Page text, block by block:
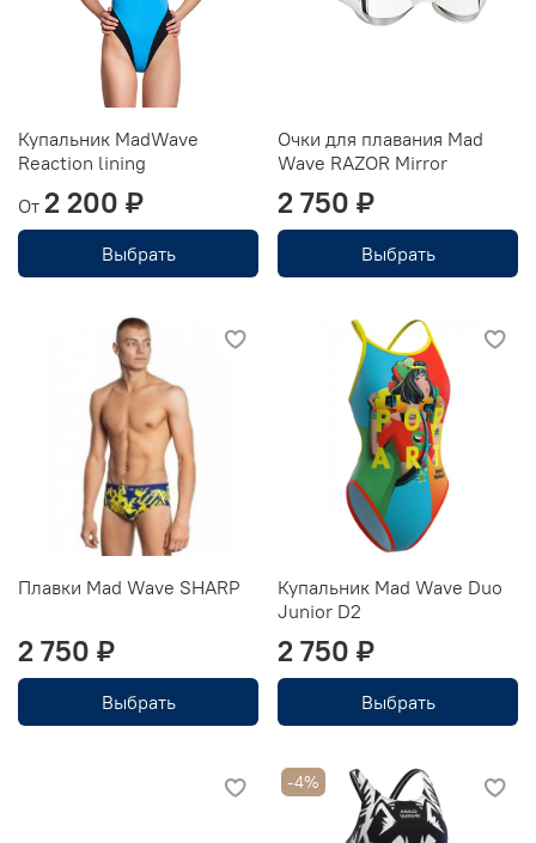
Купальник MadWave
Reaction lining
От 2 200 ₽
Выбрать
Очки для плавания Mad
Wave RAZOR Mirror
2 750 ₽
Выбрать
Плавки Mad Wave SHARP
2 750 ₽
Выбрать
Купальник Mad Wave Duo
Junior D2
2 750 ₽
Выбрать
-4%